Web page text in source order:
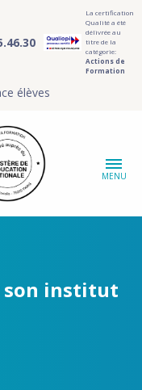
La certification
Qualité a été
délivrée au
titre de la
catégorie:
Actions de
Formation
élèves
MENU
son institut